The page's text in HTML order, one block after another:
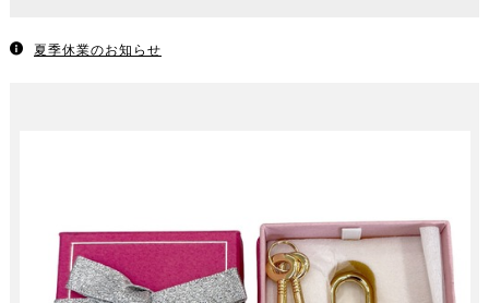
夏季休業のお知らせ